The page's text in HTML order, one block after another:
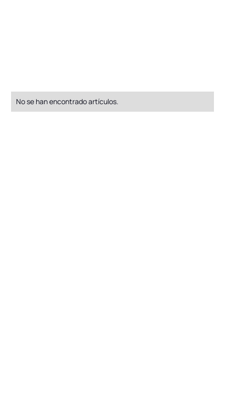
No se han encontrado artículos.